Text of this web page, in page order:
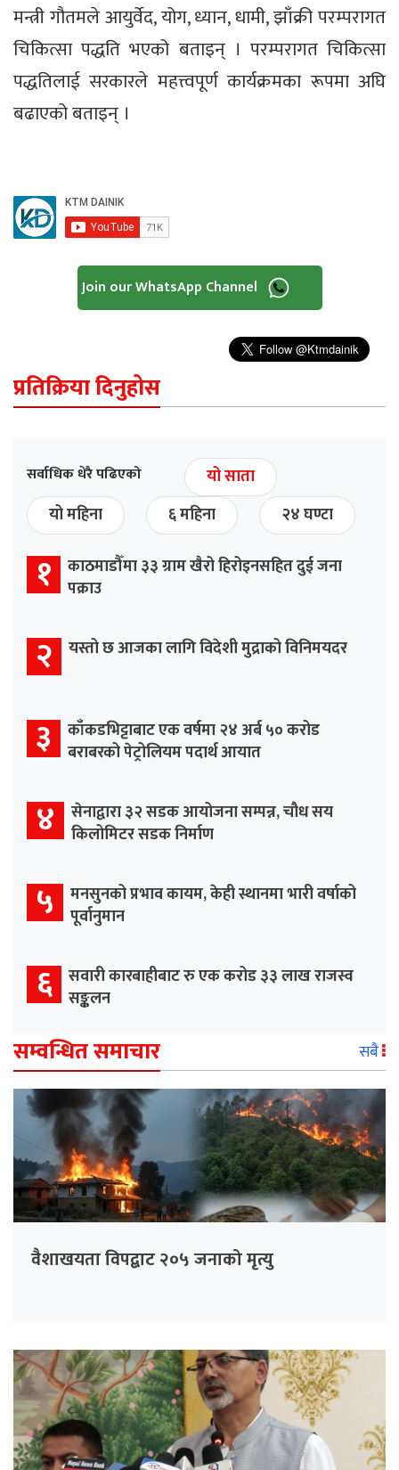
मन्त्री गौतमले आयुर्वेद, योग, ध्यान, धामी, झाँक्री परम्परागत
चिकित्सा पद्धति भएको बताइन् । परम्परागत चिकित्सा
पद्धतिलाई सरकारले महत्त्वपूर्ण कार्यक्रमका रूपमा अघि
बढाएको बताइन् ।
Join our WhatsApp Channel
प्रतिक्रिया दिनुहोस
सर्वाधिक धेरै पढिएको
यो साता
यो महिना
६ महिना २४ घण्टा
१ काठमाडौँमा ३३ ग्राम खैरो हिरोइनसहित दुई जना
पक्राउ
२ यस्तो छ आजका लागि विदेशी मुद्राको विनिमयदर
३ काँकडभिट्टाबाट एक वर्षमा २४ अर्ब ५० करोड
बराबरको पेट्रोलियम पदार्थ आयात
४ सेनाद्वारा ३२ सडक आयोजना सम्पन्न, चौध सय
किलोमिटर सडक निर्माण
५ मनसुनको प्रभाव कायम, केही स्थानमा भारी वर्षाको
पूर्वानुमान
६ सवारी कारबाहीबाट रु एक करोड ३३ लाख राजस्व
सङ्कलन
सम्वन्धित समाचार सबै
वैशाखयता विपद्बाट २०५ जनाको मृत्यु